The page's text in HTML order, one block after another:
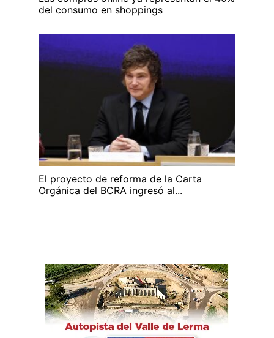
del consumo en shoppings
El proyecto de reforma de la Carta
Orgánica del BCRA ingresó al...